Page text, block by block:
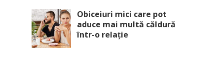
Obiceiuri mici care pot
aduce mai multă căldură
într-o relație